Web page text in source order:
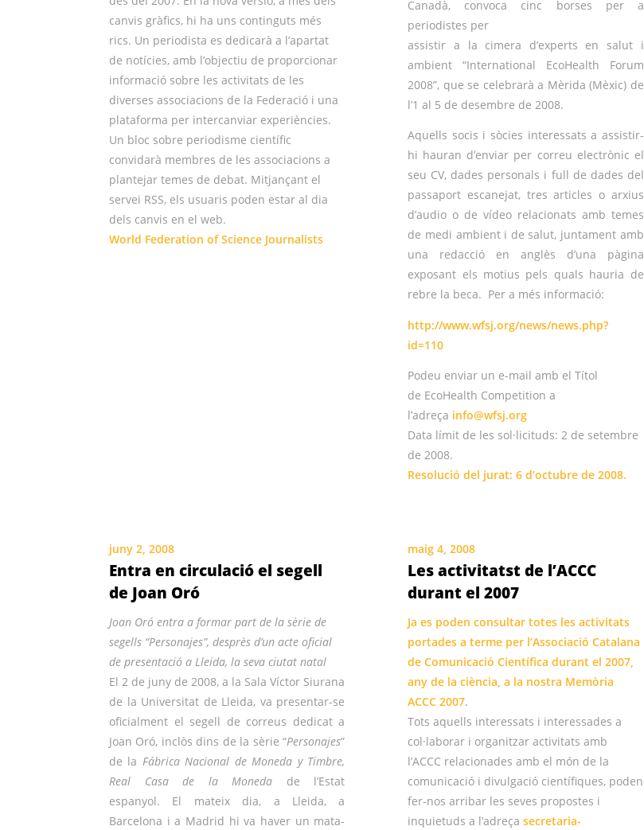
canvis gràfics, hi ha uns continguts més
rics. Un periodista es dedicarà a l’apartat
de notícies, amb l’objectiu de proporcionar
informació sobre les activitats de les
diverses associacions de la Federació i una
plataforma per intercanviar experiències.
Un bloc sobre periodisme científic
convidarà membres de les associacions a
plantejar temes de debat. Mitjançant el
servei RSS, els usuaris poden estar al dia
dels canvis en el web.
World Federation of Science Journalists
Canadà, convoca cinc borses per a
periodistes per
assistir a la cimera d’experts en salut i
ambient “International EcoHealth Forum
2008”, que se celebrarà a Mèrida (Mèxic) de
l’1 al 5 de desembre de 2008.
Aquells socis i sòcies interessats a assistir-
hi hauran d’enviar per correu electrònic el
seu CV, dades personals i full de dades del
passaport escanejat, tres articles o arxius
d’audio o de vídeo relacionats amb temes
de medi ambient i de salut, juntament amb
una redacció en anglès d’una pàgina
exposant els motius pels quals hauria de
rebre la beca. Per a més informació:
http://www.wfsj.org/news/news.php?
id=110
Podeu enviar un e-mail amb el Títol
de EcoHealth Competition a
l’adreça info@wfsj.org
Data límit de les sol·licituds: 2 de setembre
de 2008.
Resolució del jurat: 6 d’octubre de 2008.
juny 2, 2008
Entra en circulació el segell
de Joan Oró
Joan Oró entra a formar part de la sèrie de
segells “Personajes”, desprès d’un acte oficial
de presentació a Lleida, la seva ciutat natal
El 2 de juny de 2008, a la Sala Víctor Siurana
de la Universitat de Lleida, va presentar-se
oficialment el segell de correus dedicat a
Joan Oró, inclòs dins de la sèrie “Personajes”
de la Fábrica Nacional de Moneda y Timbre,
Real Casa de la Moneda de l’Estat
espanyol. El mateix dia, a Lleida, a
Barcelona i a Madrid hi va haver un mata-
maig 4, 2008
Les activitatst de l’ACCC
durant el 2007
Ja es poden consultar totes les activitats
portades a terme per l’Associació Catalana
de Comunicació Científica durant el 2007,
any de la ciència, a la nostra Memòria
ACCC 2007.
Tots aquells interessats i interessades a
col·laborar i organitzar activitats amb
l’ACCC relacionades amb el món de la
comunicació i divulgació científiques, poden
fer-nos arribar les seves propostes i
inquietuds a l’adreçasecretaria-